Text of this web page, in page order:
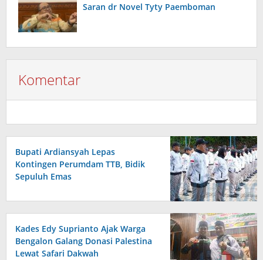
Saran dr Novel Tyty Paemboman
Komentar
Bupati Ardiansyah Lepas
Kontingen Perumdam TTB, Bidik
Sepuluh Emas
Kades Edy Suprianto Ajak Warga
Bengalon Galang Donasi Palestina
Lewat Safari Dakwah